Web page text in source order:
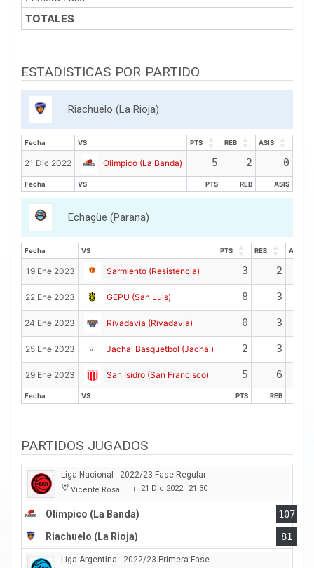
TOTALES
ESTADISTICAS POR PARTIDO
Riachuelo (La Rioja)
Fecha VS PTS REB
ASIS
Fecha VS PTS REB ASIS
21 Dic 2022 Olimpico (La Banda) 5 2 0
Fecha VS PTS REB ASIS
Echagüe (Parana)
Fecha VS PTS REB
ASIS
Fecha VS PTS REB
19 Ene 2023 Sarmiento (Resistencia) 3 2
22 Ene 2023 GEPU (San Luis) 8 3
24 Ene 2023 Rivadavia (Rivadavia) 0 3
25 Ene 2023 Jachal Basquetbol (Jachal) 2 3
29 Ene 2023 San Isidro (San Francisco) 5 6
Fecha VS PTS REB
PARTIDOS JUGADOS
Liga Nacional - 2022/23 Fase Regular
Vicente Rosales | 21 Dic 2022 21:30
Olimpico (La Banda)
107
Riachuelo (La Rioja)
81
Liga Argentina - 2022/23 Primera Fase